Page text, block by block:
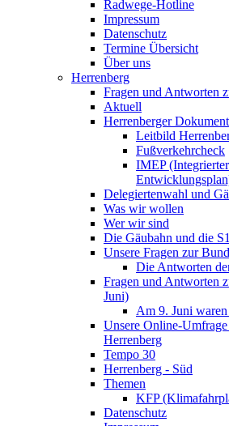
Radwege-Hotline
Impressum
Datenschutz
Termine Übersicht
Über uns
Herrenberg
Fragen und Antworten
Aktuell
Herrenberger
Leitbild
Fußverkehrcheck
IMEP
Delegiertenwahl und
Was wir wollen
Wer wir sind
Die Gäubahn und die S1
Unsere Fragen zur
Die Antworten
Fragen und Antworten
Juni)
Am 9. Juni
Unsere Online-
Herrenberg
Tempo 30
Herrenberg - Süd
Themen
KFP
Datenschutz